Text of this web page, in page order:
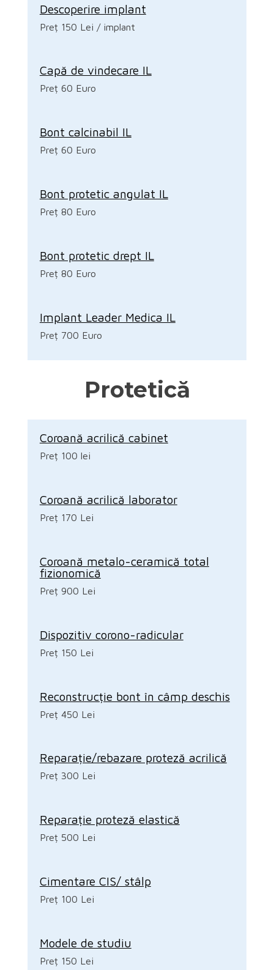
Descoperire implant
Preț 150 Lei / implant
Capă de vindecare IL
Preț 60 Euro
Bont calcinabil IL
Preț 60 Euro
Bont protetic angulat IL
Preț 80 Euro
Bont protetic drept IL
Preț 80 Euro
Implant Leader Medica IL
Preț 700 Euro
Protetică
Coroană acrilică cabinet
Preț 100 lei
Coroană acrilică laborator
Preț 170 Lei
Coroană metalo-ceramică total
fizionomică
Preț 900 Lei
Dispozitiv corono-radicular
Preț 150 Lei
Reconstrucție bont în câmp deschis
Preț 450 Lei
Reparație/rebazare proteză acrilică
Preț 300 Lei
Reparație proteză elastică
Preț 500 Lei
Cimentare CIS/ stâlp
Preț 100 Lei
Modele de studiu
Preț 150 Lei